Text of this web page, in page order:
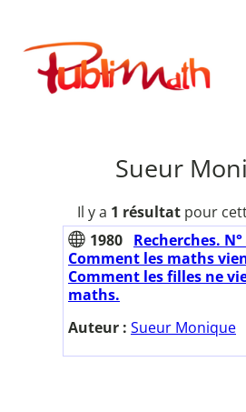
contenu
Publimath
Sueur
Il y a 1 résultat pour
1980 Recherches.
Comment les maths
Comment les filles ne
maths.
Auteur : Sueur Monique